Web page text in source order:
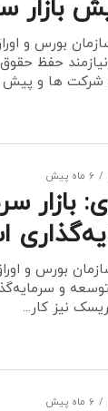
بازار
بورس و
حفظ
شرکت ها و پیش
6 ماه پیش
بازار
بورس و
توسعه و
نیز کار...
6 ماه پیش